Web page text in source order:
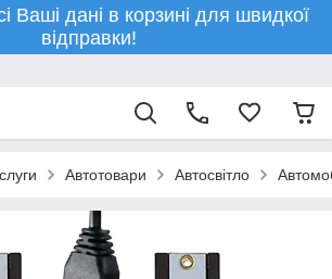
Ваші дані в корзині для швидкої
відправки!
Автотовари Автосвітло